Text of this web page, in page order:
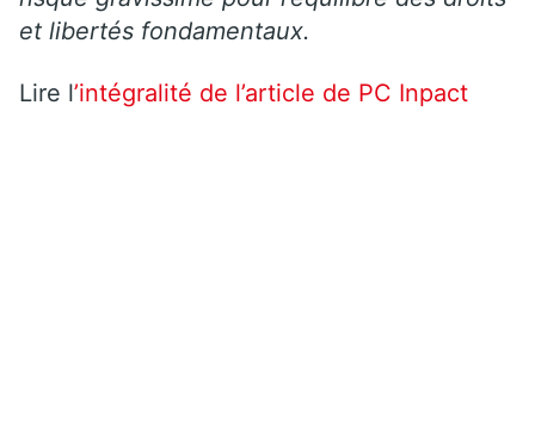
et libertés fondamentaux.
Lire l’intégralité de l’article de PC Inpact